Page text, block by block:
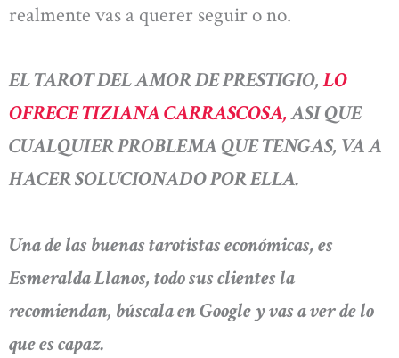
realmente vas a querer seguir o no.
EL TAROT DEL AMOR DE PRESTIGIO,LO
OFRECE TIZIANA CARRASCOSA,ASI QUE
CUALQUIER PROBLEMA QUE TENGAS, VA A
HACER SOLUCIONADO POR ELLA.
Una de las buenas tarotistas económicas, es
Esmeralda Llanos, todo sus clientes la
recomiendan, búscala en Google y vas a ver de lo
que es capaz.